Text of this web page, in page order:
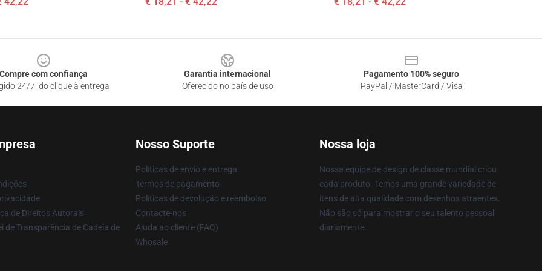
Compre com confiança
24/7, do clique à entrega
Garantia internacional
Oferecido no país de uso
Pagamento 100% seguro
PayPal / MasterCard / Visa
de Direitos Autorais
de Transparência de Cadeia de
Nosso Suporte
Políticas de envio e entrega
Termos de pagamento
Políticas de devolução e reembolso
Contacte-nos
Ajuda ao cliente (FAQ)
Whosale
Nossa loja
Nossa equipe de design de classe mundial criou
cada produto. Temos uma grande variedade de
itens de alta qualidade com desenhos atraentes.
Não são só para mostrar o seu talento pessoal
diariamente.